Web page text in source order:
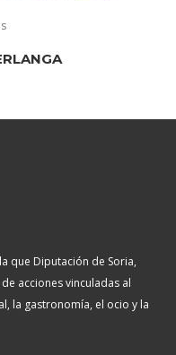
que Diputación de Soria,
acciones vinculadas al
la gastronomía, el ocio y la